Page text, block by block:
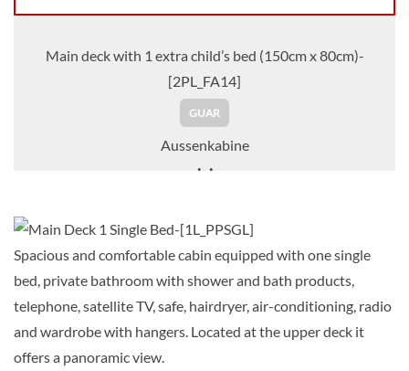
Main deck with 1 extra child’s bed (150cm x 80cm)-
[2PL_FA14]
GUAR
Aussenkabine
AUSWÄHLEN
KABINE
ANFRAGEN
Twin Room with 1 Spare Bed-[2PL_FAM]
Spacious and comfortable cabin equipped with one single
bed, private bathroom with shower and bath products,
telephone, satellite TV, safe, hairdryer, air-conditioning, radio
and wardrobe with hangers. Located at the upper deck it
offers a panoramic view.